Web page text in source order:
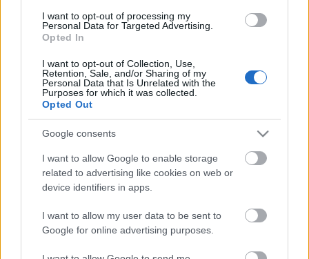
I want to opt-out of processing my
Personal Data for Targeted Advertising.
Opted In
I want to opt-out of Collection, Use,
Retention, Sale, and/or Sharing of my
Personal Data that Is Unrelated with the
Purposes for which it was collected.
Opted Out
Google consents
I want to allow Google to enable storage
related to advertising like cookies on web or
device identifiers in apps.
I want to allow my user data to be sent to
Google for online advertising purposes.
Pár hete alaposan végigjártam Portugáliát, illetve
inkább végigettem, aki követ az Instagramon vagy
Twitteren, már kapott belőle bőven apró ízelítőket. A
legelső gasztrokaland során magunknak fogott
halakból készítettünk ebédet egy portugál séf
segítségével, az eredmény…
Lenyűgöző arcok egy portugál
kocsmából
világevő•2014. október 04.
Vagy inkább tavernából, ami portugálul az adega,
itt gyűlnek össze a helyiek, hogy egyszerű asztali
borok, petiscos, azaz portugál falatok (tapas) mellett
megbeszéljék a világ nagy dolgait. Közben meg néha